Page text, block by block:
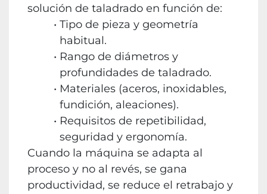
solución de taladrado en función de:
Tipo de pieza y geometría
habitual.
Rango de diámetros y
profundidades de taladrado.
Materiales (aceros, inoxidables,
fundición, aleaciones).
Requisitos de repetibilidad,
seguridad y ergonomía.
Cuando la máquina se adapta al
proceso y no al revés, se gana
productividad, se reduce el retrabajo y